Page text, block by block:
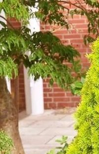
Выберите город
Обратный звонокЗаказать
Каталог
Семена
Грунты
Газонные травы,
Горшки, рассадники,
Посадочный материал